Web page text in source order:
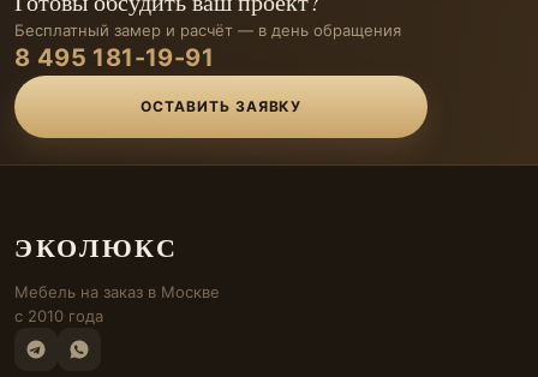
Бесплатный замер и расчёт — в день обращения
8 495 181-19-91
ОСТАВИТЬ ЗАЯВКУ
ЭКОЛЮКС
Мебель на заказ в Москве
с 2010 года